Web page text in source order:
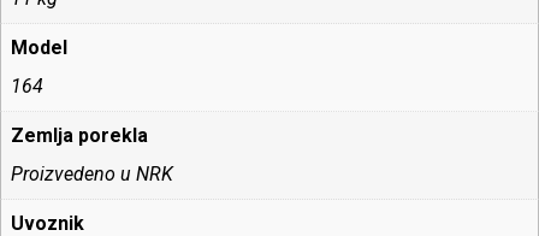
Model
164
Zemlja porekla
Proizvedeno u NRK
Uvoznik